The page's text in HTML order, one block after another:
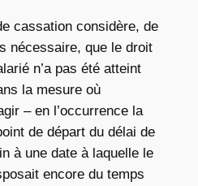
cassation considère, de
nécessaire, que le droit
n’a pas été atteint
la mesure où
– en l’occurrence la
de départ du délai de
à une date à laquelle le
encore du temps